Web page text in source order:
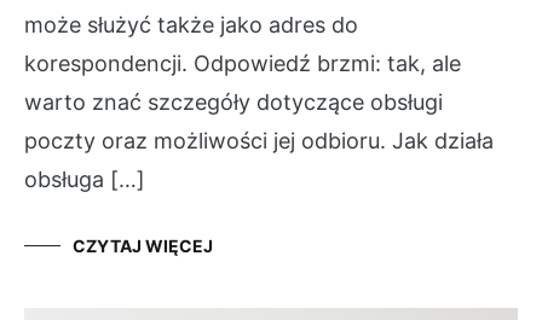
może służyć także jako adres do
korespondencji. Odpowiedź brzmi: tak, ale
warto znać szczegóły dotyczące obsługi
poczty oraz możliwości jej odbioru. Jak działa
obsługa […]
CZYTAJ WIĘCEJ